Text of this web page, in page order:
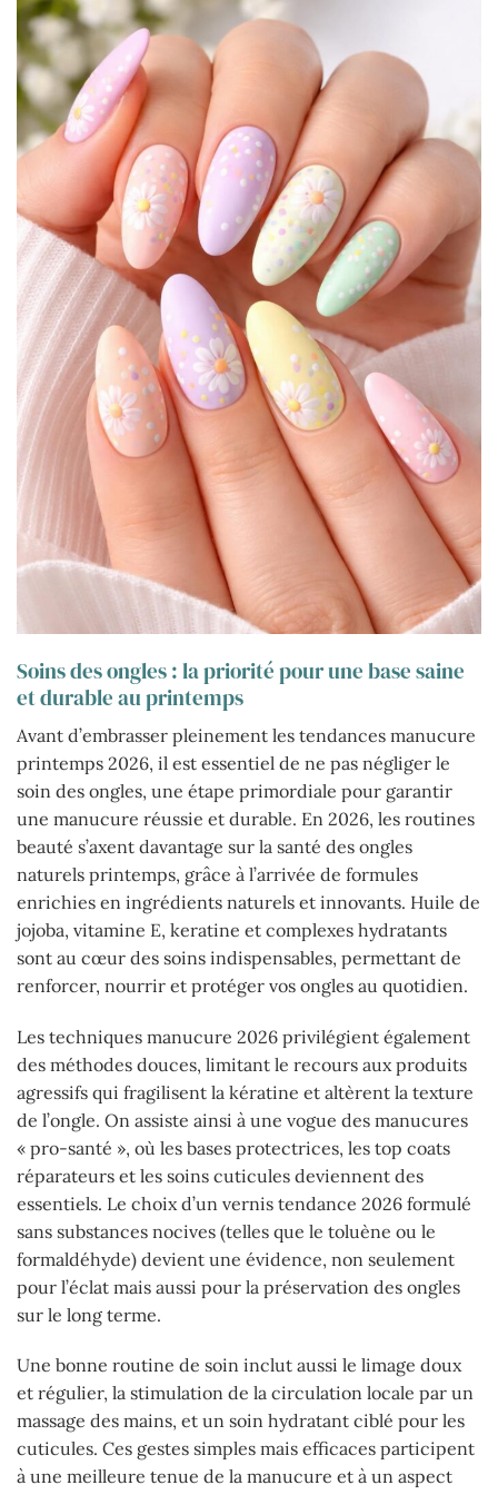
Soins des ongles : la priorité pour une base saine
et durable au printemps
Avant d’embrasser pleinement les tendances manucure
printemps 2026, il est essentiel de ne pas négliger le
soin des ongles, une étape primordiale pour garantir
une manucure réussie et durable. En 2026, les routines
beauté s’axent davantage sur la santé des ongles
naturels printemps, grâce à l’arrivée de formules
enrichies en ingrédients naturels et innovants. Huile de
jojoba, vitamine E, keratine et complexes hydratants
sont au cœur des soins indispensables, permettant de
renforcer, nourrir et protéger vos ongles au quotidien.
Les techniques manucure 2026 privilégient également
des méthodes douces, limitant le recours aux produits
agressifs qui fragilisent la kératine et altèrent la texture
de l’ongle. On assiste ainsi à une vogue des manucures
« pro-santé », où les bases protectrices, les top coats
réparateurs et les soins cuticules deviennent des
essentiels. Le choix d’un vernis tendance 2026 formulé
sans substances nocives (telles que le toluène ou le
formaldéhyde) devient une évidence, non seulement
pour l’éclat mais aussi pour la préservation des ongles
sur le long terme.
Une bonne routine de soin inclut aussi le limage doux
et régulier, la stimulation de la circulation locale par un
massage des mains, et un soin hydratant ciblé pour les
cuticules. Ces gestes simples mais efficaces participent
à une meilleure tenue de la manucure et à un aspect